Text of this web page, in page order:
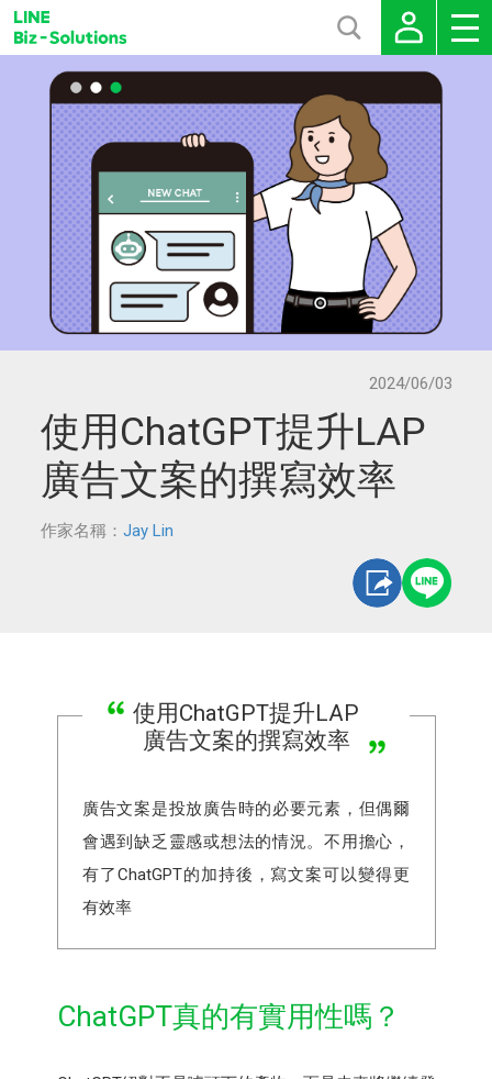
2024/06/03
使用ChatGPT提升LAP
廣告文案的撰寫效率
作家名稱： Jay Lin
使用ChatGPT提升LAP
廣告文案的撰寫效率
廣告文案是投放廣告時的必要元素，但偶爾
會遇到缺乏靈感或想法的情況。不用擔心，
有了ChatGPT的加持後，寫文案可以變得更
有效率
ChatGPT真的有實用性嗎？